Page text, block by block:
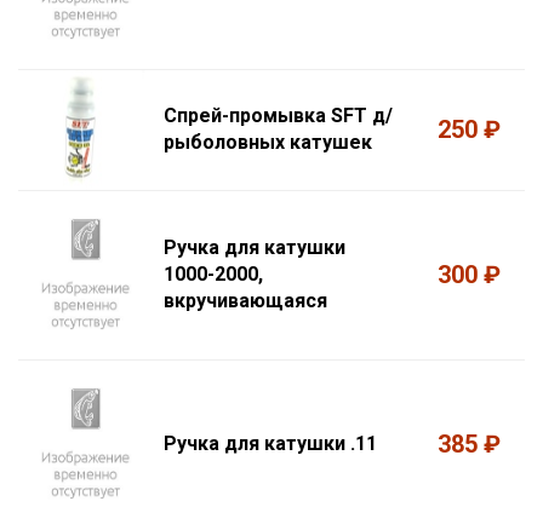
Спрей-промывка SFT д/
рыболовных катушек
250 ₽
Ручка для катушки
1000-2000,
вкручивающаяся
300 ₽
Ручка для катушки .11 385 ₽